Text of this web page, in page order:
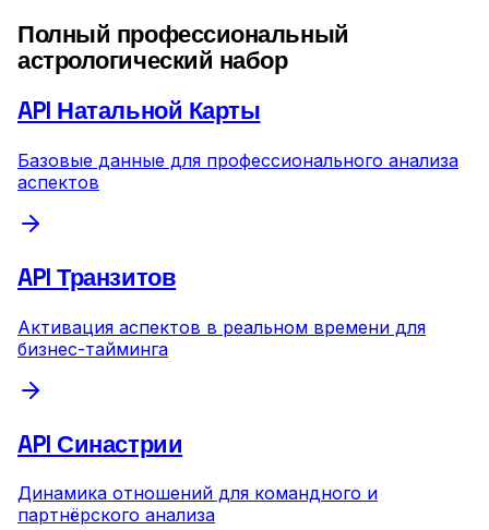
Полный профессиональный
астрологический набор
API Натальной Карты
Базовые данные для профессионального анализа
аспектов
API Транзитов
Активация аспектов в реальном времени для
бизнес-тайминга
API Синастрии
Динамика отношений для командного и
партнёрского анализа